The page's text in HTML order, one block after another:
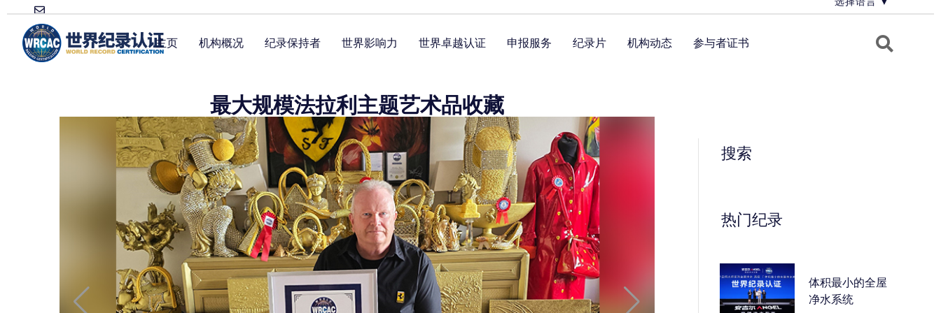
主页 机构概况 纪录保持者 世界影响力 世界卓越认证 申报服务 纪录片 机构动态 参与者证书
▼
最大规模法拉利主题艺术品收藏
搜索
热门纪录
体积最小的全屋
净水系统